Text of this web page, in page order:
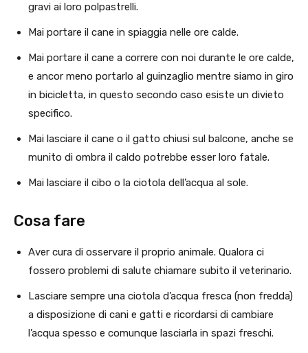
gravi ai loro polpastrelli.
Mai portare il cane in spiaggia nelle ore calde.
Mai portare il cane a correre con noi durante le ore calde,
e ancor meno portarlo al guinzaglio mentre siamo in giro
in bicicletta, in questo secondo caso esiste un divieto
specifico.
Mai lasciare il cane o il gatto chiusi sul balcone, anche se
munito di ombra il caldo potrebbe esser loro fatale.
Mai lasciare il cibo o la ciotola dell’acqua al sole.
Cosa fare
Aver cura di osservare il proprio animale. Qualora ci
fossero problemi di salute chiamare subito il veterinario.
Lasciare sempre una ciotola d’acqua fresca (non fredda)
a disposizione di cani e gatti e ricordarsi di cambiare
l’acqua spesso e comunque lasciarla in spazi freschi.